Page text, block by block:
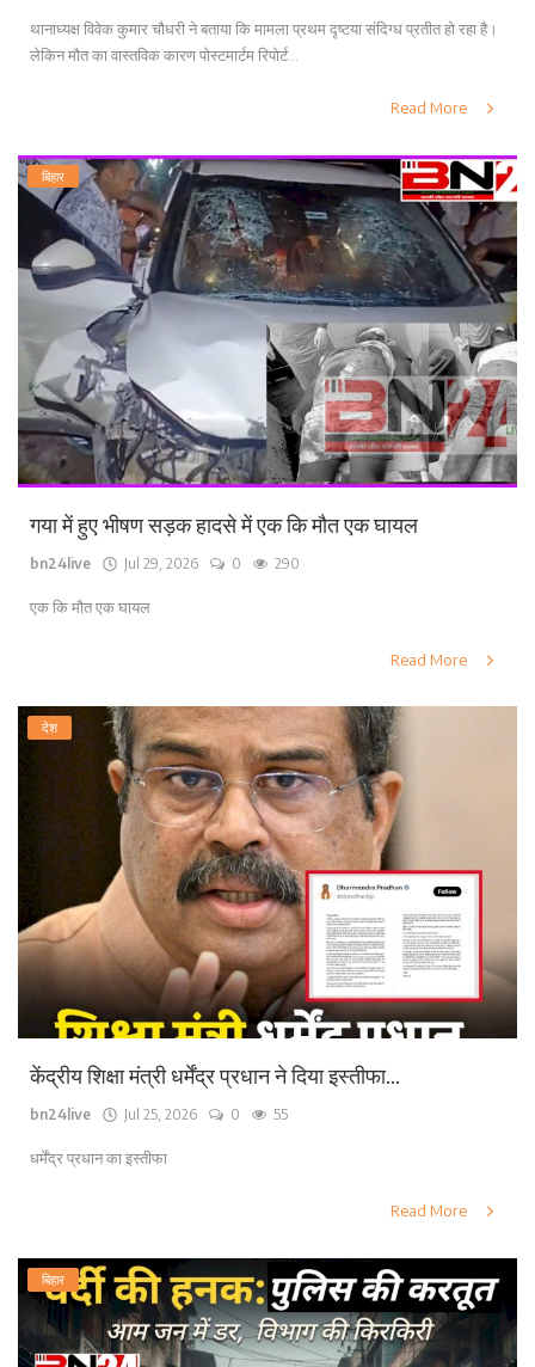
थानाध्यक्ष विवेक कुमार चौधरी ने बताया कि मामला प्रथम दृष्टया संदिग्ध प्रतीत हो रहा है।
लेकिन मौत का वास्तविक कारण पोस्टमार्टम रिपोर्ट...
Read More
बिहार
गया में हुए भीषण सड़क हादसे में एक कि मौत एक घायल
bn24live Jul 29, 2026 0 290
एक कि मौत एक घायल
Read More
देश
केंद्रीय शिक्षा मंत्री धर्मेंद्र प्रधान ने दिया इस्तीफा...
bn24live Jul 25, 2026 0 55
धर्मेंद्र प्रधान का इस्तीफा
Read More
बिहार